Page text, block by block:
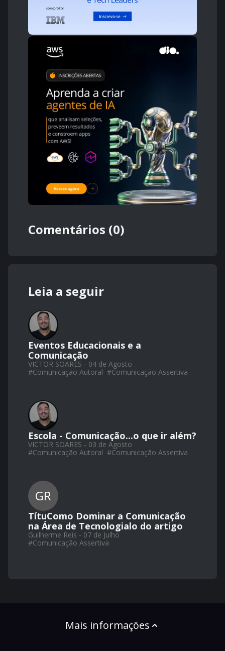
Comentários (0)
Leia a seguir
Eventos Educacionais e a
Comunicação
VICTOR SOARES - 04 de Agosto
#Comunicação Autoral #Comunicação Assertiva
Escola - Comunicação...o que ir além?
VICTOR SOARES - 03 de Agosto
#Comunicação Autoral #Comunicação Assertiva
GR
TítuComo Dominar a Comunicação
na Área de Tecnologialo do artigo
Guilherme Reis - 07 de Julho
#Comunicação Assertiva
Mais informações